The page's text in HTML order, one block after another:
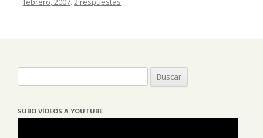
SUBO VÍDEOS A YOUTUBE